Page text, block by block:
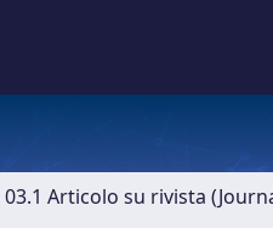
03.1 Articolo su rivista